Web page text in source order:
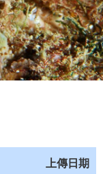
上傳日期